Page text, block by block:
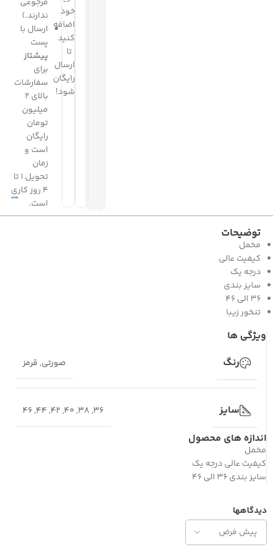
خود
اضافه
کنید
تا
ارسال
رایگان
شود!
ندارند.)
ارسال با
پست
پیشتاز
برای
سفارشات
بالای 2
میلیون
تومان
رایگان
است و
زمان
تحویل 1 تا
4 روز کاری
است.
توضیحات
مخمل
کیفیت عالی
درجه یک
سایز بندی
۳۶ الی ۴۶
تنخور زیبا
ویژگی ها
رنگ
صورتی, قرمز
سایز 36
,
38
,
40
,
42
,
44
,
46
اندازه های محصول
مخمل
کیفیت عالی درجه یک
سایز بندی ۳۶ الی ۴۶
دیدگاهها